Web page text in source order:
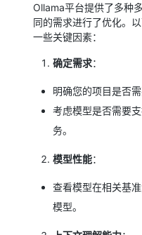
Ollama平台提供了多种
同的需求进行了优化。
一些关键因素：
确定需求：
明确您的项目是否
考虑模型是否需要
务。
模型性能：
查看模型在相关基
模型。